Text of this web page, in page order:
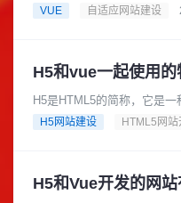
轻松地与其他库或现有项目
VUE 自适应网站建设
H5和vue一起使用的
H5是HTML5的简称，它是
准。Vue可以与H5无缝集成
H5网站建设 HTML5网站
H5和Vue开发的网